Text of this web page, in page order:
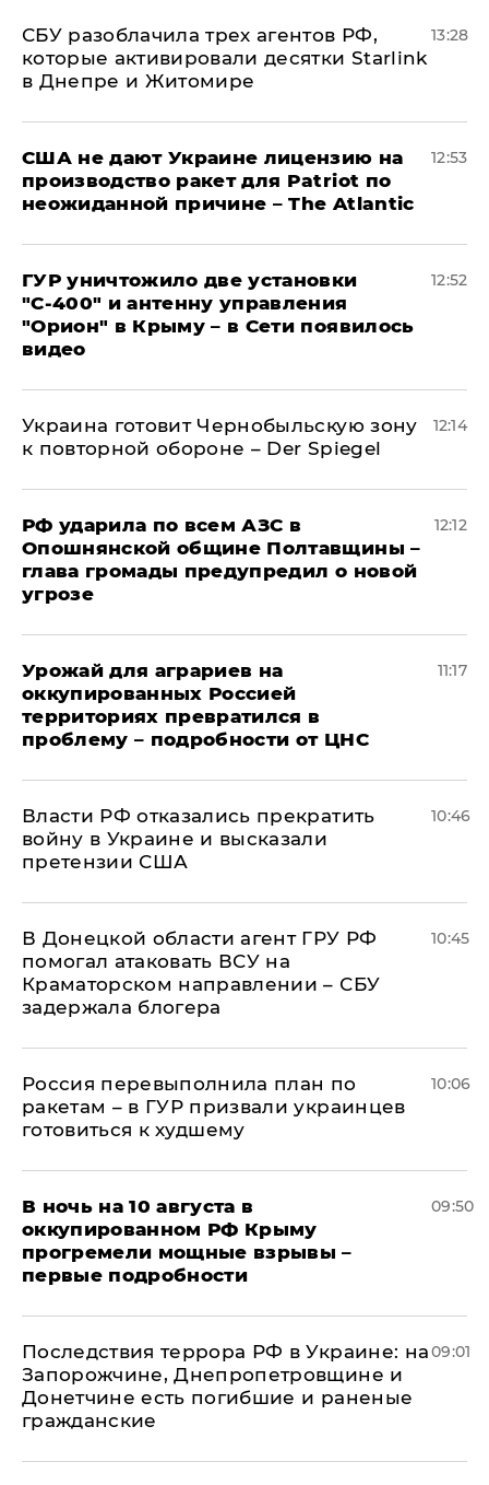
СБУ разоблачила трех агентов РФ,
которые активировали десятки Starlink
в Днепре и Житомире
13:28
США не дают Украине лицензию на
производство ракет для Patriot по
неожиданной причине – The Atlantic
12:53
ГУР уничтожило две установки
"С‑400" и антенну управления
"Орион" в Крыму – в Сети появилось
видео
12:52
Украина готовит Чернобыльскую зону
к повторной обороне – Der Spiegel
12:14
РФ ударила по всем АЗС в
Опошнянской общине Полтавщины –
глава громады предупредил о новой
угрозе
12:12
Урожай для аграриев на
оккупированных Россией
территориях превратился в
проблему – подробности от ЦНС
11:17
Власти РФ отказались прекратить
войну в Украине и высказали
претензии США
10:46
В Донецкой области агент ГРУ РФ
помогал атаковать ВСУ на
Краматорском направлении – СБУ
задержала блогера
10:45
Россия перевыполнила план по
ракетам – в ГУР призвали украинцев
готовиться к худшему
10:06
В ночь на 10 августа в
оккупированном РФ Крыму
прогремели мощные взрывы –
первые подробности
09:50
Последствия террора РФ в Украине: на
Запорожчине, Днепропетровщине и
Донетчине есть погибшие и раненые
гражданские
09:01